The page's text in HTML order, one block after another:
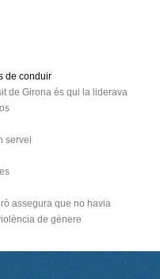
de conduir
de Girona és qui la liderava
servei
assegura que no havia
de gènere